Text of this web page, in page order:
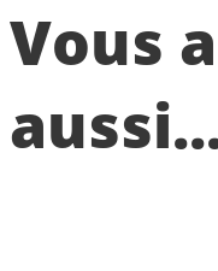
Vous